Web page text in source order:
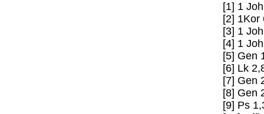
[1] 1
[2] 1Kor
[3] 1
[4] 1
[5] Gen
[6] Lk
[7] Gen
[8] Gen
[9] Ps